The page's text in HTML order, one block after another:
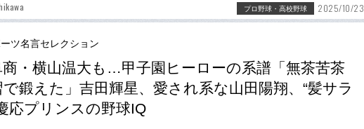
プロ野球・高校野球 2025/10/23
ツ名言セレクション
商・横山温大も…甲子園ヒーローの系譜「無茶苦茶
鍛えた」吉田輝星、愛され系な山田陽翔、“髪サラ
応プリンスの野球IQ